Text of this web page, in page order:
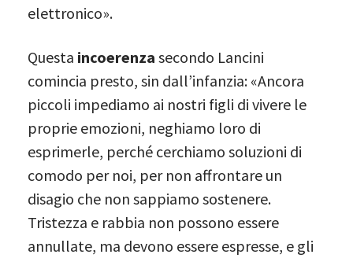
elettronico».
Questa incoerenza secondo Lancini
comincia presto, sin dall’infanzia: «Ancora
piccoli impediamo ai nostri figli di vivere le
proprie emozioni, neghiamo loro di
esprimerle, perché cerchiamo soluzioni di
comodo per noi, per non affrontare un
disagio che non sappiamo sostenere.
Tristezza e rabbia non possono essere
annullate, ma devono essere espresse, e gli